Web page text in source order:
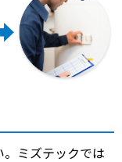
。ミズテックでは